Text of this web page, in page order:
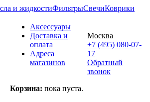
и жидкостиФильтрыСвечиКоврики
Аксессуары
Доставка и
оплата
Адреса
магазинов
Корзина: пока пуста.
Москва
+7 (495) 080-07-
17
Обратный
звонок